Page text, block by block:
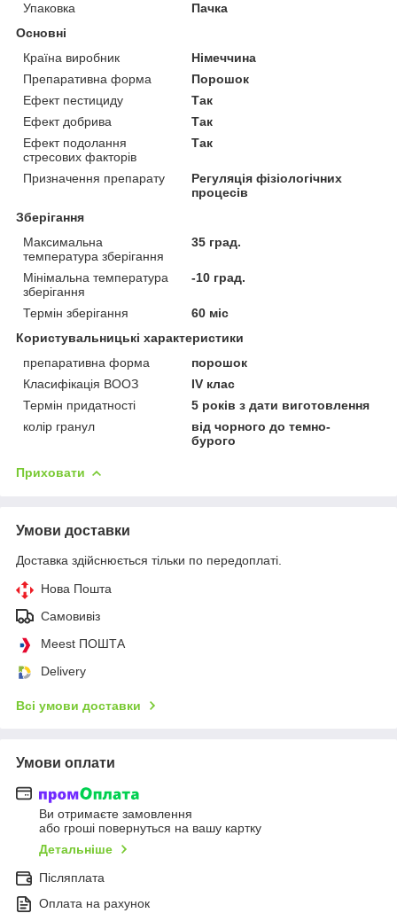
Упаковка
Пачка
Основні
Країна виробник
Німеччина
Препаративна форма
Порошок
Ефект пестициду
Так
Ефект добрива
Так
Ефект подолання
стресових факторів
Так
Призначення препарату
Регуляція фізіологічних
процесів
Зберігання
Максимальна
температура зберігання
35 град.
Мінімальна температура
зберігання
-10 град.
Термін зберігання
60 міс
Користувальницькі характеристики
препаративна форма
порошок
Класифікація ВООЗ
IV клас
Термін придатності
5 років з дати виготовлення
колір гранул
від чорного до темно-
бурого
Приховати
Умови доставки
Доставка здійснюється тільки по передоплаті.
Нова Пошта
Самовивіз
Meest ПОШТА
Delivery
Всі умови доставки
Умови оплати
Ви отримаєте замовлення
або гроші повернуться на вашу картку
Детальніше
Післяплата
Оплата на рахунок